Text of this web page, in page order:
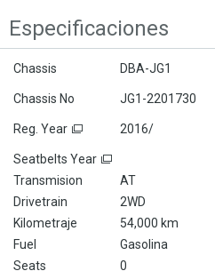
Especificaciones
Chassis DBA-JG1
Chassis No JG1-2201730
Reg. Year 2016/
Seatbelts Year
Transmision
AT
Drivetrain
2WD
Kilometraje
54,000 km
Fuel
Gasolina
Seats
0